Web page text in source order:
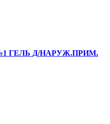
ГЕЛЬ Д/НАРУЖ.ПРИМ.